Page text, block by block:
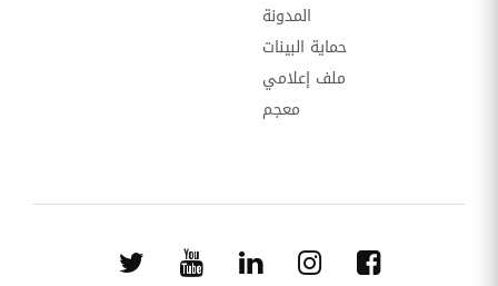
المدونة
حماية البينات
ملف إعلامي
معجم